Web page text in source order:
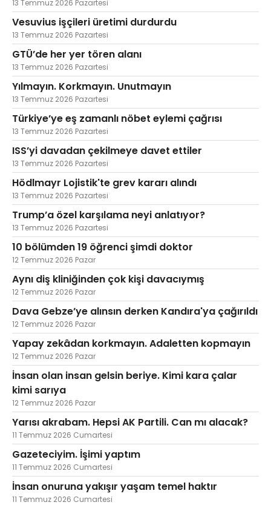
13 Temmuz 2026 Pazartesi
Vesuvius işçileri üretimi durdurdu
13 Temmuz 2026 Pazartesi
GTÜ’de her yer tören alanı
13 Temmuz 2026 Pazartesi
Yılmayın. Korkmayın. Unutmayın
13 Temmuz 2026 Pazartesi
Türkiye’ye eş zamanlı nöbet eylemi çağrısı
13 Temmuz 2026 Pazartesi
ISS’yi davadan çekilmeye davet ettiler
13 Temmuz 2026 Pazartesi
Hödlmayr Lojistik'te grev kararı alındı
13 Temmuz 2026 Pazartesi
Trump’a özel karşılama neyi anlatıyor?
13 Temmuz 2026 Pazartesi
10 bölümden 19 öğrenci şimdi doktor
12 Temmuz 2026 Pazar
Aynı diş kliniğinden çok kişi davacıymış
12 Temmuz 2026 Pazar
Dava Gebze’ye alınsın derken Kandıra'ya çağırıldı
12 Temmuz 2026 Pazar
Yapay zekâdan korkmayın. Adaletten kopmayın
12 Temmuz 2026 Pazar
İnsan olan insan gelsin beriye. Kimi kara çalar
kimi sarıya
12 Temmuz 2026 Pazar
Yarısı akrabam. Hepsi AK Partili. Can mı alacak?
11 Temmuz 2026 Cumartesi
Gazeteciyim. İşimi yaptım
11 Temmuz 2026 Cumartesi
İnsan onuruna yakışır yaşam temel haktır
11 Temmuz 2026 Cumartesi